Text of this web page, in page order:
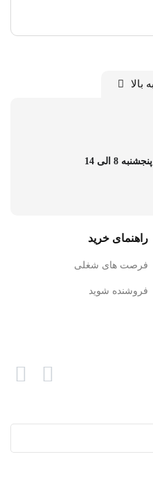
بالا
راهنمای خرید
فرصت های شغلی
فروشنده شوید